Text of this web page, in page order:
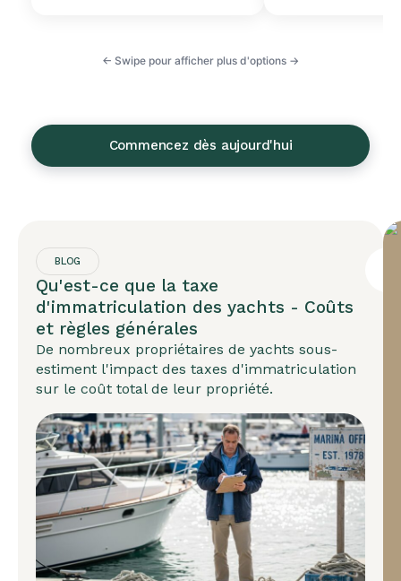
← Swipe pour afficher plus d'options →
Commencez dès aujourd'hui
BLOG
Qu'est-ce que la taxe
d'immatriculation des yachts - Coûts
et règles générales
De nombreux propriétaires de yachts sous-
estiment l'impact des taxes d'immatriculation
sur le coût total de leur propriété.